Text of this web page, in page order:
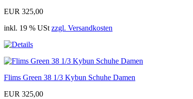
EUR 325,00
inkl. 19 % USt zzgl. Versandkosten
Flims Green 38 1/3 Kybun Schuhe Damen
EUR 325,00